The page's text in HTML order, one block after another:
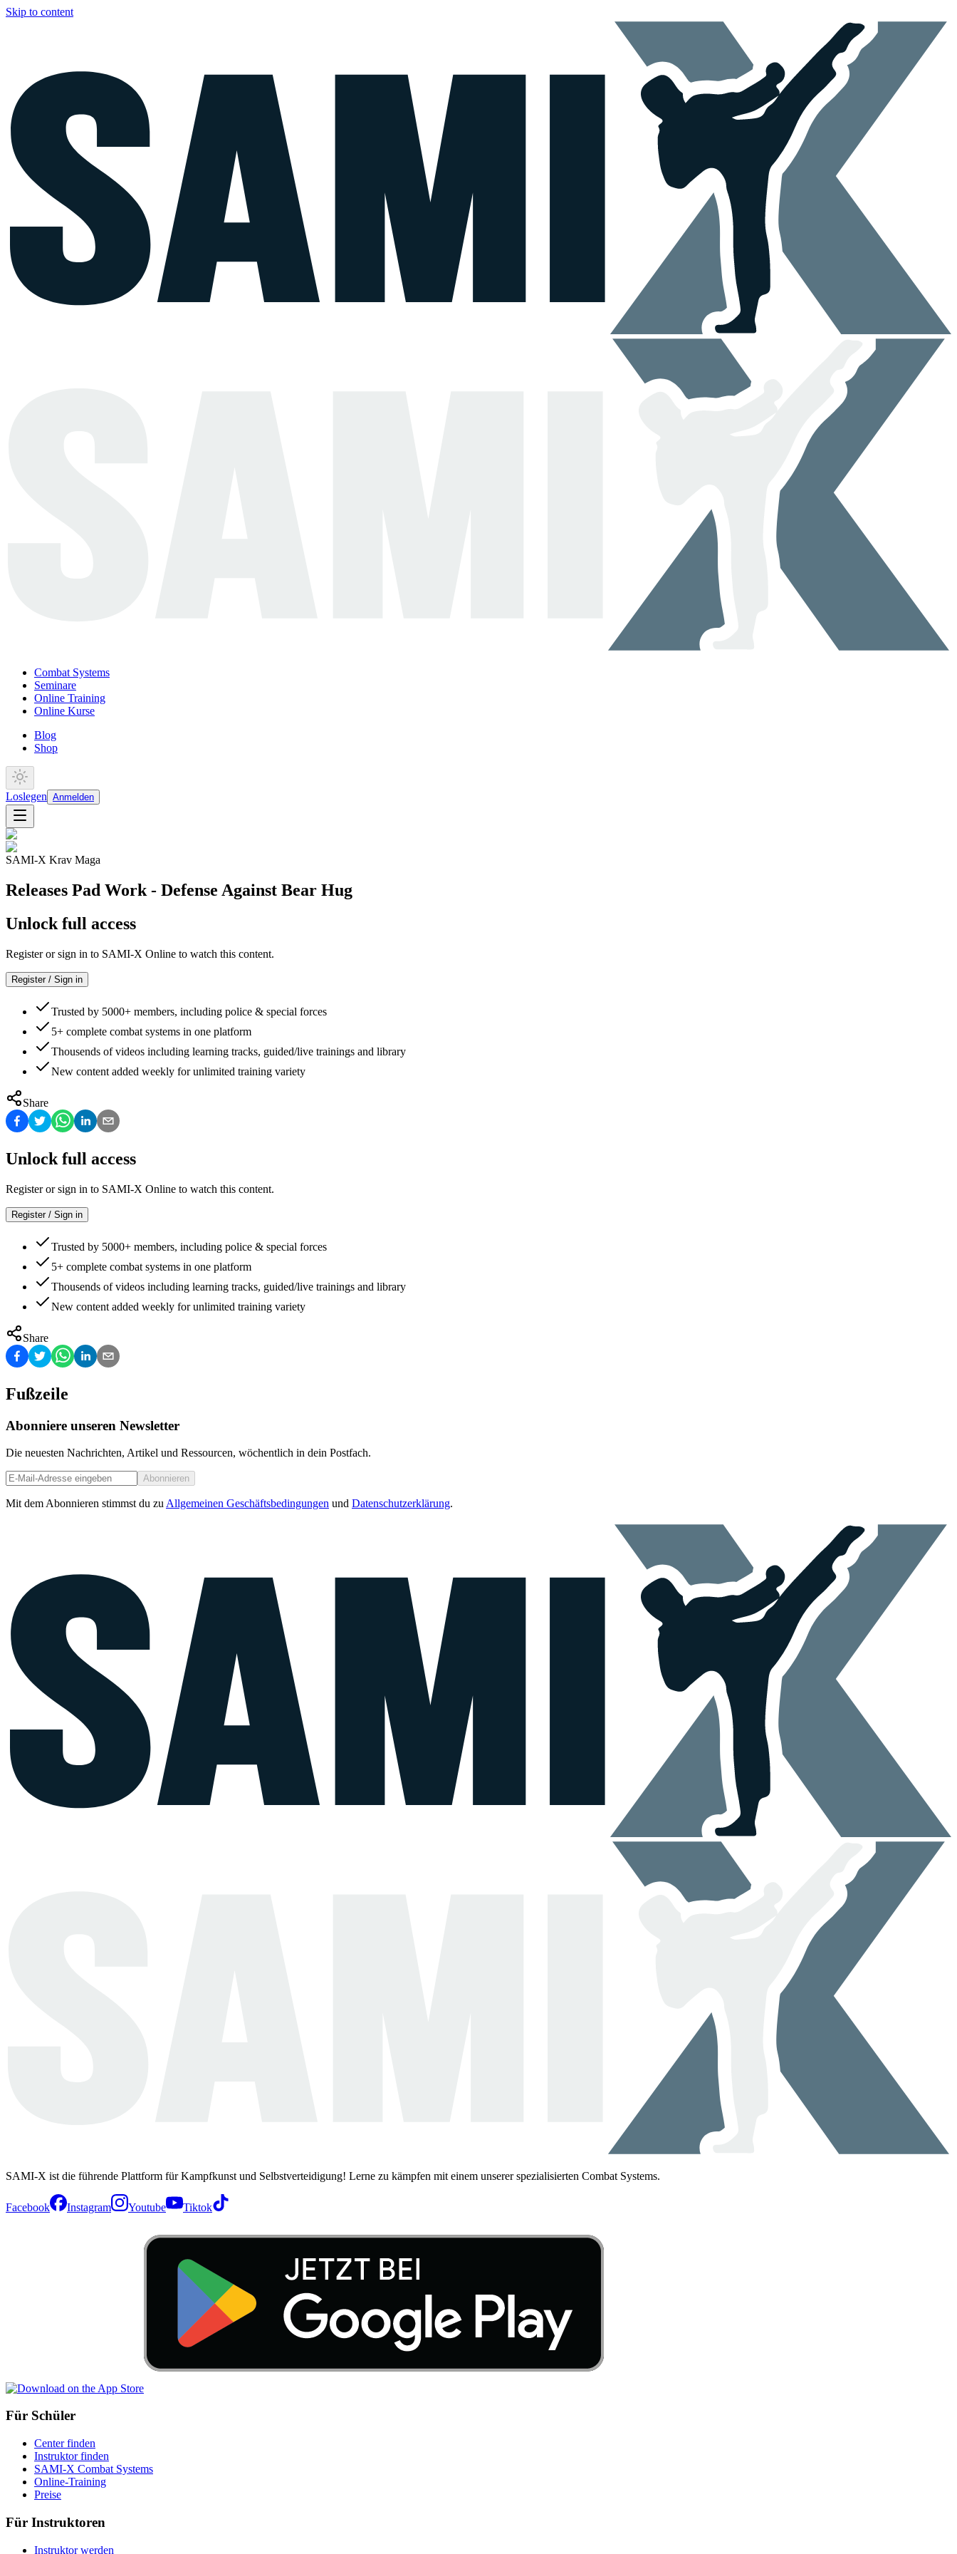
Skip to content
Combat Systems
Seminare
Online Training
Online Kurse
Blog
Shop
Loslegen Anmelden
SAMI-X Krav Maga
Releases Pad Work - Defense Against Bear Hug
Unlock full access
Register or sign in to SAMI-X Online to watch this content.
Register / Sign in
Trusted by 5000+ members, including police & special forces
5+ complete combat systems in one platform
Thousends of videos including learning tracks, guided/live trainings and library
New content added weekly for unlimited training variety
Share
Unlock full access
Register or sign in to SAMI-X Online to watch this content.
Register / Sign in
Trusted by 5000+ members, including police & special forces
5+ complete combat systems in one platform
Thousends of videos including learning tracks, guided/live trainings and library
New content added weekly for unlimited training variety
Share
Fußzeile
Abonniere unseren Newsletter
Die neuesten Nachrichten, Artikel und Ressourcen, wöchentlich in dein Postfach.
Abonnieren
Mit dem Abonnieren stimmst du zu Allgemeinen Geschäftsbedingungen und Datenschutzerklärung.
SAMI-X ist die führende Plattform für Kampfkunst und Selbstverteidigung! Lerne zu kämpfen mit einem unserer spezialisierten Combat Systems.
Facebook Instagram Youtube Tiktok
Für Schüler
Center finden
Instruktor finden
SAMI-X Combat Systems
Online-Training
Preise
Für Instruktoren
Instruktor werden